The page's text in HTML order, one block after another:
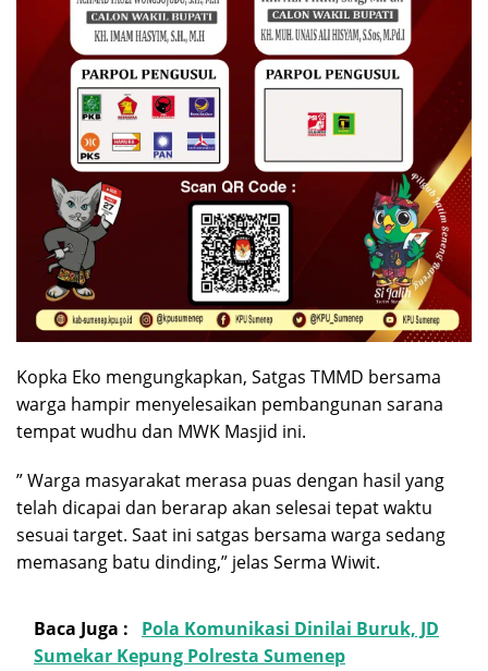
Kopka Eko mengungkapkan, Satgas TMMD bersama
warga hampir menyelesaikan pembangunan sarana
tempat wudhu dan MWK Masjid ini.
” Warga masyarakat merasa puas dengan hasil yang
telah dicapai dan berarap akan selesai tepat waktu
sesuai target. Saat ini satgas bersama warga sedang
memasang batu dinding,” jelas Serma Wiwit.
Baca Juga :
Pola Komunikasi Dinilai Buruk, JD
Sumekar Kepung Polresta Sumenep